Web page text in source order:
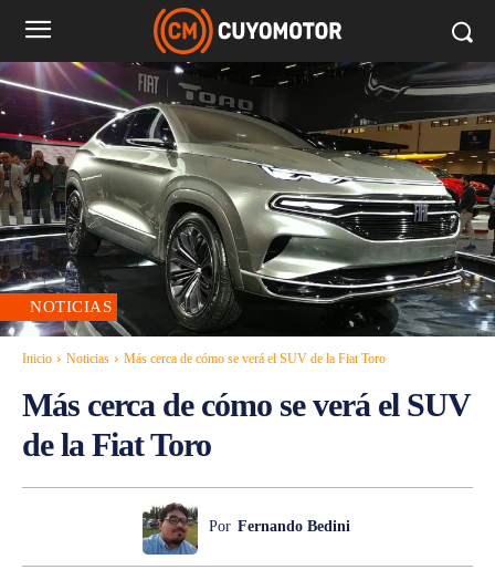
NOTICIAS
Inicio Noticias Más cerca de cómo se verá el SUV de la Fiat Toro
Más cerca de cómo se verá el SUV
de la Fiat Toro
Por Fernando Bedini